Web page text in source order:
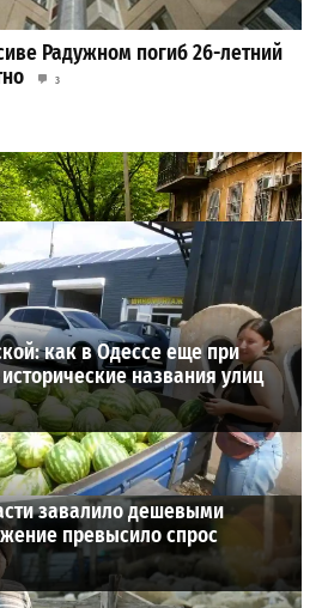
Радужном погиб 26-летний
3
VIP-зоны: сколько придется
Аркадии
3
как в Одессе еще при
названия улиц
завалило дешевыми
превысило спрос